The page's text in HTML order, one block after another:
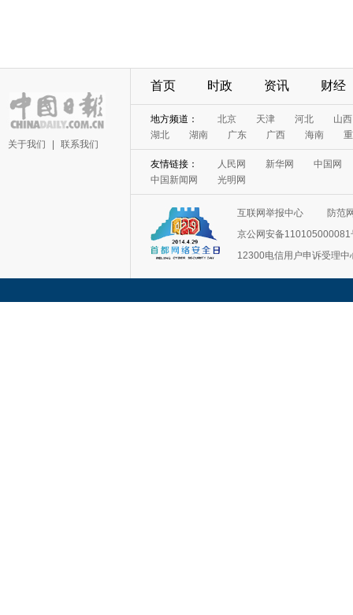
关于我们 联系我们
首页 时政 资讯 财经
地方频道： 北京 天津 河北
山西
湖北
湖南 广东 广西 海南
友情链接： 人民网 新华网
中国网
中国新闻网
光明网
互联网举报中心
防范
京公网安备110105000081
12300电信用户申诉受理中